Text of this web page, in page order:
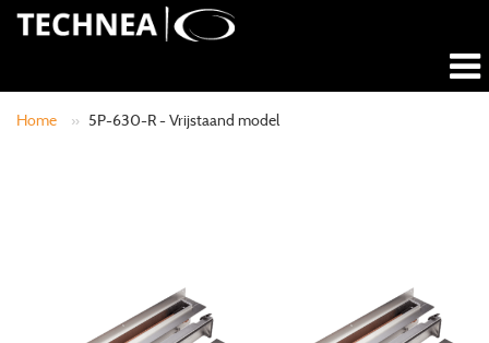
Home » 5P-630-R - Vrijstaand model